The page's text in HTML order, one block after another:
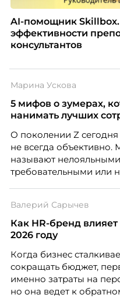
AI-помощник
эффективности
консультантов
Марина Ускова
5 мифов о зумерах,
нанимать лучших
О поколении Z
не всегда объективно.
называют
требовательными или
кадровых ошибок. В
руководитель отдела
рекрутинговой
почему устаревшие
бизнесу находить и
сотрудников.
Валерий Сарычев
Как HR-бренд
2026 году
Когда бизнес
сокращать бюджет,
именно затраты на
но она ведет к